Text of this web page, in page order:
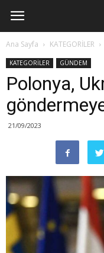
Ana Sayfa KATEGORİLER
KATEGORİLER GÜNDEM
Polonya,
21/09/2023